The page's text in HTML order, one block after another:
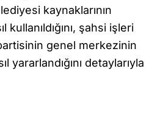
kaynaklarının
kullanıldığını, şahsi işleri
genel merkezinin
yararlandığını detaylarıyla